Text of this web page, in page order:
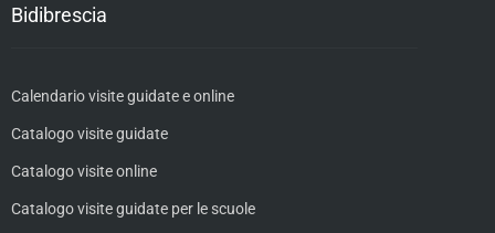
Bidibrescia
Calendario visite guidate e online
Catalogo visite guidate
Catalogo visite online
Catalogo visite guidate per le scuole